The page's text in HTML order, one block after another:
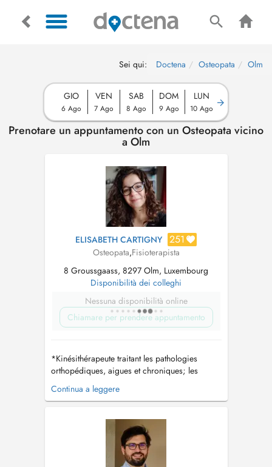
Sei qui: Doctena Osteopata Olm
GIO
6 Ago
VEN
7 Ago
SAB
8 Ago
DOM
9 Ago
LUN
10 Ago
Prenotare un appuntamento con un Osteopata vicino
a Olm
ELISABETH CARTIGNY 251
Osteopata,Fisioterapista
8 Groussgaass, 8297 Olm, Luxembourg
Disponibilità dei colleghi
Nessuna disponibilità online
Chiamare per prendere appuntamento
*Kinésithérapeute traitant les pathologies
orthopédiques, aigues et chroniques; les
pathologies du sport ; les troubles temporo-
mandibulaires; les pathologies respiratoires
lymphatiques,... *Aussi kiné spécialisée en
pelvi-périnéologie, traitant les path...
Continua a leggere